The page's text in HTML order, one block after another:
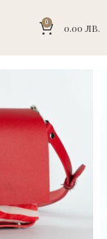
0 0.00 ЛВ.